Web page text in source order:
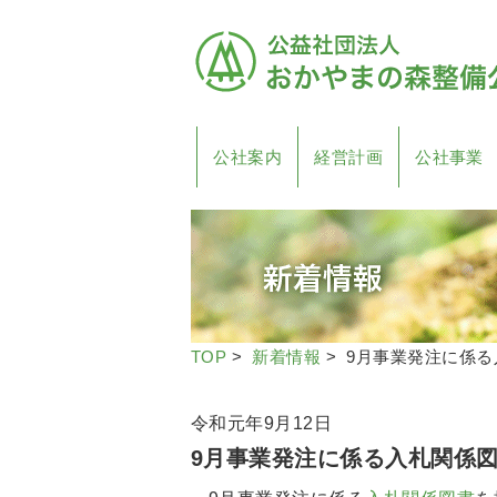
公社案内 経営計画 公社事業
TOP > 新着情報 > 9月事業発注に係る
令和元年9月12日
9月事業発注に係る入札関係